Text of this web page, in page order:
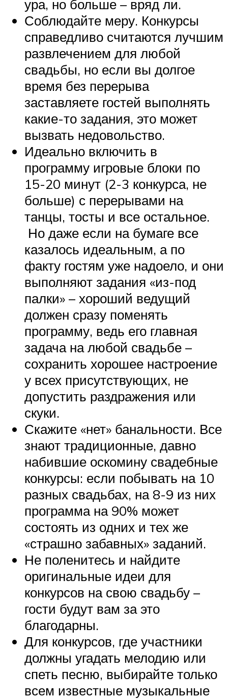
ура, но больше – вряд ли.
Соблюдайте меру. Конкурсы
справедливо считаются лучшим
развлечением для любой
свадьбы, но если вы долгое
время без перерыва
заставляете гостей выполнять
какие-то задания, это может
вызвать недовольство.
Идеально включить в
программу игровые блоки по
15-20 минут (2-3 конкурса, не
больше) с перерывами на
танцы, тосты и все остальное.
Но даже если на бумаге все
казалось идеальным, а по
факту гостям уже надоело, и они
выполняют задания «из-под
палки» – хороший ведущий
должен сразу поменять
программу, ведь его главная
задача на любой свадьбе –
сохранить хорошее настроение
у всех присутствующих, не
допустить раздражения или
скуки.
Скажите «нет» банальности. Все
знают традиционные, давно
набившие оскомину свадебные
конкурсы: если побывать на 10
разных свадьбах, на 8-9 из них
программа на 90% может
состоять из одних и тех же
«страшно забавных» заданий.
Не поленитесь и найдите
оригинальные идеи для
конкурсов на свою свадьбу –
гости будут вам за это
благодарны.
Для конкурсов, где участники
должны угадать мелодию или
спеть песню, выбирайте только
всем известные музыкальные